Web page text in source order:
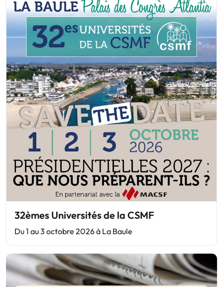
32èmes Universités de la CSMF
Du 1 au 3 octobre 2026 à La Baule